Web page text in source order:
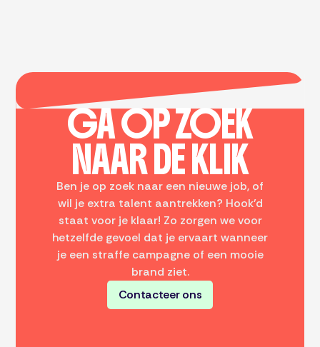
GA OP ZOEK
NAAR DE KLIK
Ben je op zoek naar een nieuwe job, of
wil je extra talent aantrekken? Hook’d
staat voor je klaar! Zo zorgen we voor
hetzelfde gevoel dat je ervaart wanneer
je een straffe campagne of een mooie
brand ziet.
Contacteer ons